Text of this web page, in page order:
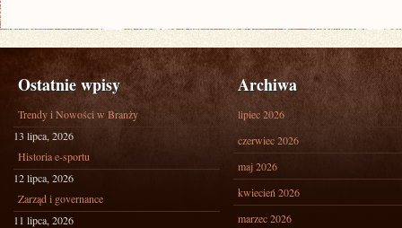
Ostatnie wpisy
Trendy i Nowości w Branży
13 lipca, 2026
Historia e-sportu
12 lipca, 2026
Zarząd i governance
11 lipca, 2026
Archiwa
lipiec 2026
czerwiec 2026
maj 2026
kwiecień 2026
marzec 2026